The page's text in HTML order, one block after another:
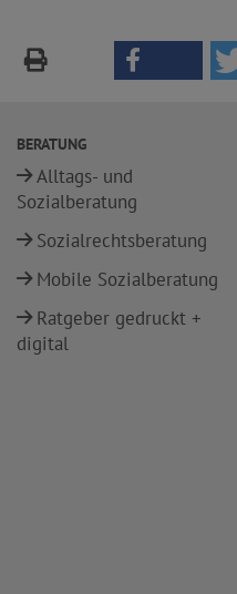
BERATUNG
Alltags- und
Sozialberatung
Sozialrechtsberatung
Mobile Sozialberatung
Ratgeber gedruckt +
digital